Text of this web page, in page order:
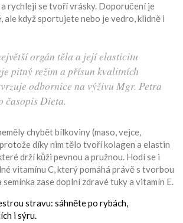
a rychleji se tvoří vrásky. Doporučení je
ale když sportujete nebo je vedro, klidně i
orgán těla a její elasticitu
pitný režim a přísun kvalitních
odbornice na výživu Mgr. Petra
časopis Dieta.
chybět bílkoviny (maso, vejce,
díky nim tělo tvoří kolagen a elastin
drží kůži pevnou a pružnou. Hodí se i
vitamínu C, který pomáhá právě s tvorbou
semínka zase doplní zdravé tuky a vitamín E.
stravu: sáhněte po rybách,
i sýru.